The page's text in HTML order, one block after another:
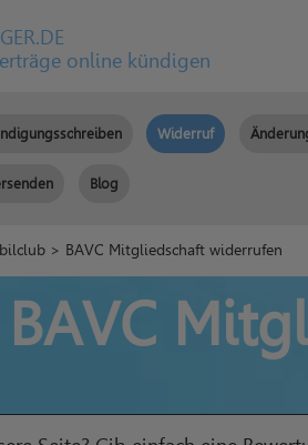
online kündigen
Widerruf
Blog
> BAVC Mitgliedschaft widerrufen
BAVC